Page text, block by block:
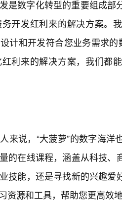
是数字化转型的重要组成部
开发红利来的解决方案。
计和开发符合您业务需求
利来的解决方案，我们都
来说，“大菠萝”的数字海洋
的在线课程，涵盖从科技、
技能，还是寻找新的兴趣爱
资源和工具，帮助您更高效